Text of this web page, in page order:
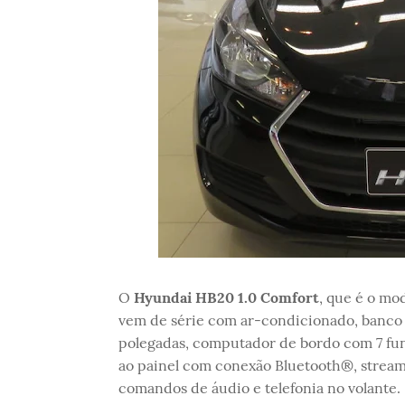
O Hyundai HB20 1.0 Comfort, que é o
vem de série com ar-condicionado,
polegadas, computador de bordo com 7
ao painel com conexão Bluetooth®,
comandos de áudio e telefonia no volante.